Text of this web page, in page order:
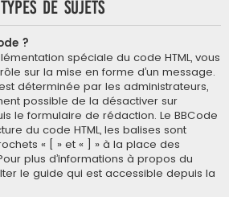
de sujets
?
spéciale du code HTML, vous
sur la mise en forme d’un message.
déterminée par les administrateurs,
possible de la désactiver sur
le formulaire de rédaction. Le BBCode
du code HTML, les balises sont
« [ » et « ] » à la place des
plus d’informations à propos du
le guide qui est accessible depuis la